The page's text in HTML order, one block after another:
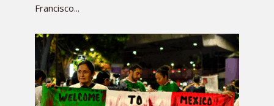
Francisco...